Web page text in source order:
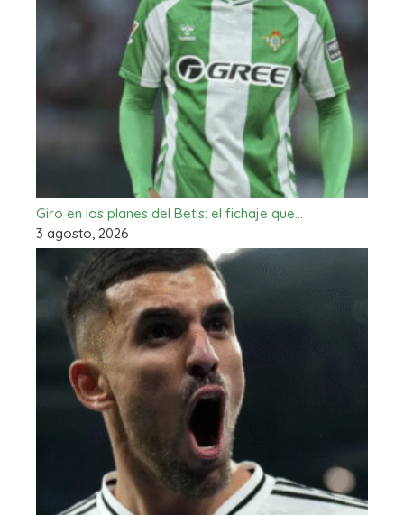
Giro en los planes del Betis: el fichaje que…
3 agosto, 2026